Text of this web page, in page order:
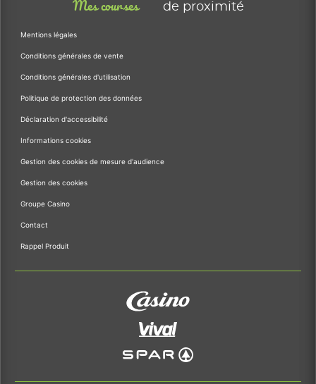
Mes courses de proximité
Mentions légales
Conditions générales de vente
Conditions générales d'utilisation
Politique de protection des données
Déclaration d'accessibilité
Informations cookies
Gestion des cookies de mesure d'audience
Gestion des cookies
Groupe Casino
Contact
Rappel Produit